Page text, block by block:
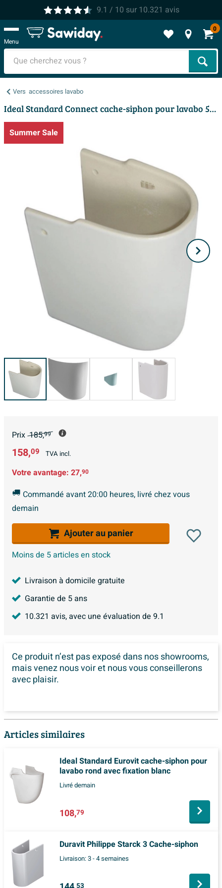
9.1 / 10 sur 10.321 avis
Menu
0
Vers accessoires lavabo
Ideal Standard Connect cache-siphon pour lavabo 55 60cm blanc
Summer Sale
Prix 185,99
158,09 TVA incl.
Votre avantage: 27,90
Commandé avant 20:00 heures, livré chez vous
demain
Ajouter au panier
Moins de 5 articles en stock
Livraison à domicile gratuite
Garantie de 5 ans
10.321 avis, avec une évaluation de 9.1
Ce produit n’est pas exposé dansnos showrooms,
mais venez nous voir et nous vous conseillerons
avec plaisir.
Articles similaires
Ideal Standard Eurovit cache-siphon pour
lavabo rond avec fixation blanc
Livré demain
108,79
Duravit Philippe Starck 3 Cache-siphon
Livraison:3 - 4 semaines
53